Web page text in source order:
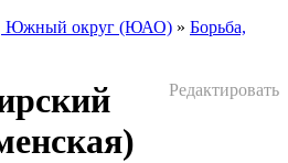
Южный округ (ЮАО) » Борьба,
Редактировать